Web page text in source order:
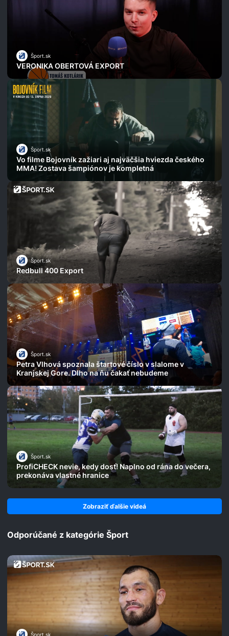
Šport.sk
VERONIKA OBERTOVÁ EXPORT
Šport.sk
Vo filme Bojovník zažiari aj najväčšia hviezda českého
MMA! Zostava šampiónov je kompletná
Šport.sk
Redbull 400 Export
Šport.sk
Petra Vlhová spoznala štartové číslo v slalome v
Kranjskej Gore. Dlho na ňu čakať nebudeme
Šport.sk
ProfiCHECK nevie, kedy dosť! Naplno od rána do večera,
prekonáva vlastné hranice
Zobraziť ďalšie videá
Odporúčané z kategórie Šport
Šport.sk